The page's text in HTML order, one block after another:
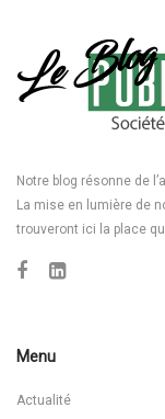
Notre blog résonne de
La mise en lumière de
trouveront ici la place
Menu
Actualité